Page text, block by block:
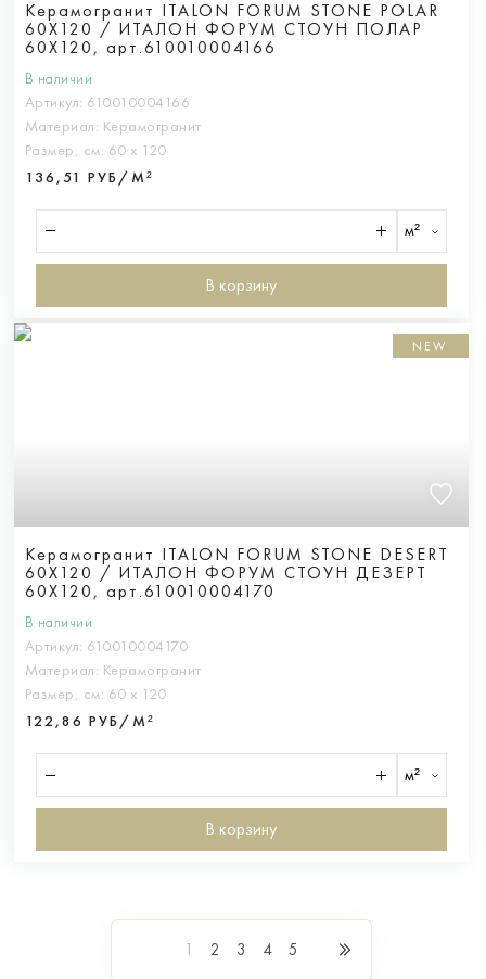
Керамогранит ITALON FORUM STONE POLAR
60X120 / ИТАЛОН ФОРУМ СТОУН ПОЛАР
60X120, арт.610010004166
В наличии
Артикул: 610010004166
Материал: Керамогранит
Размер, см: 60 х 120
136,51 РУБ/М²
м²
В корзину
NEW
Керамогранит ITALON FORUM STONE DESERT
60X120 / ИТАЛОН ФОРУМ СТОУН ДЕЗЕРТ
60X120, арт.610010004170
В наличии
Артикул: 610010004170
Материал: Керамогранит
Размер, см: 60 х 120
122,86 РУБ/М²
м²
В корзину
1 2 3 4 5